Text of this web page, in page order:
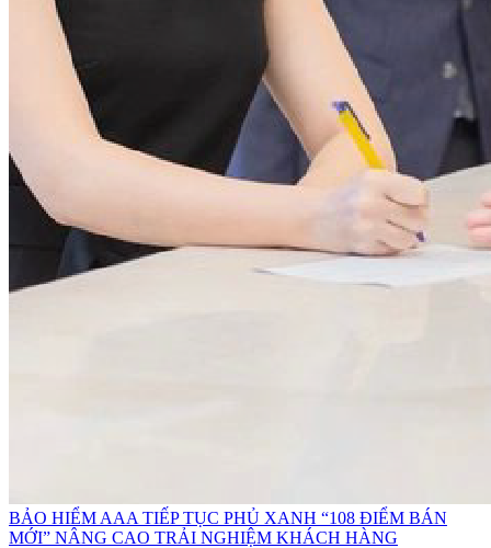
BẢO HIỂM AAA TIẾP TỤC PHỦ XANH “108 ĐIỂM BÁN
MỚI” NÂNG CAO TRẢI NGHIỆM KHÁCH HÀNG